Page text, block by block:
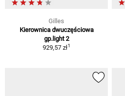
Gilles
Kierownica dwuczęściowa
gp.light 2
929,57 zł1